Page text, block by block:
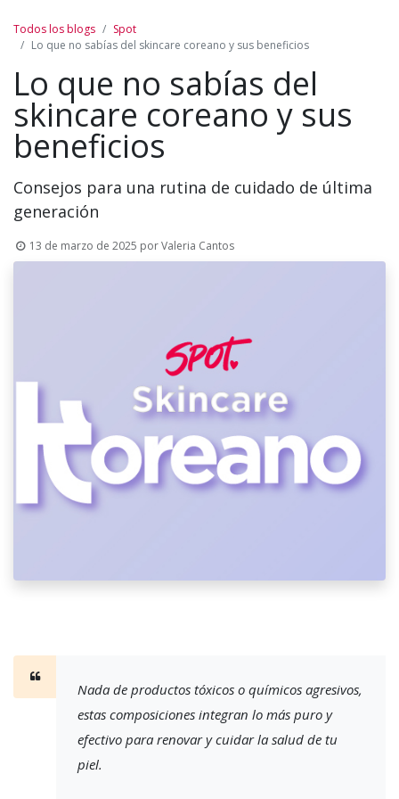
Todos los blogs
Spot
Lo que no sabías del skincare coreano y sus beneficios
Lo que no sabías del
skincare coreano y sus
beneficios
Consejos para una rutina de cuidado de última
generación
13 de marzo de 2025 porValeria Cantos
Nada de productos tóxicos o químicos agresivos,
estas composiciones integran lo más puro y
efectivo para renovar y cuidar la salud de tu
piel.